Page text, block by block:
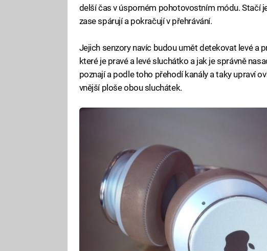
delší čas v úsporném pohotovostním módu. Stačí
zase spárují a pokračují v přehrávání.
Jejich senzory navíc budou umět detekovat levé a
které je pravé a levé sluchátko a jak je správně
poznají a podle toho přehodí kanály a taky upraví
vnější ploše obou sluchátek.